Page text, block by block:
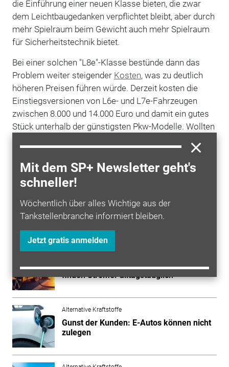
Mit dem SP+ Newsletter geht's
schneller!
Wöchentlich über alles Wichtige aus der
Tankstellenbranche informiert bleiben.
Jetzt gratis anmelden
die Einführung einer neuen Klasse bieten, die zwar
dem Leichtbaugedanken verpflichtet bleibt, aber durch
mehr Spielraum beim Gewicht auch mehr Spielraum
für Sicherheitstechnik bietet.
Bei einer solchen "L8e"-Klasse bestünde dann das
Problem weiter steigender Kosten, was zu deutlich
höheren Preisen führen würde. Derzeit kosten die
Einstiegsversionen von L6e- und L7e-Fahrzeugen
zwischen 8.000 und 14.000 Euro und damit ein gutes
Stück unterhalb der günstigsten Pkw-Modelle. Wollten
mithalten, müssten sie vermutlich auch preislich in
Pkw-Regionen vorstoßen. Dann wären sie allenfalls
eine preiswerte, aber finanziell nicht mehr wirklich
attraktive Alternative zum klassischen Pkw.
Alternative Kraftstoffe
Umfrage: Acht von zehn E-Autofahrern
finden Stromer alltagstauglich
Alternative Kraftstoffe
Gunst der Kunden: E-Autos können nicht
zulegen